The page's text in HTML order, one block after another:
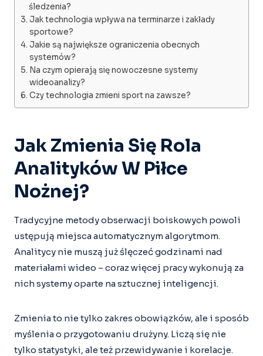
śledzenia?
Jak technologia wpływa na terminarze i zakłady
sportowe?
Jakie są największe ograniczenia obecnych
systemów?
Na czym opierają się nowoczesne systemy
wideoanalizy?
Czy technologia zmieni sport na zawsze?
Jak Zmienia Się Rola
Analityków W Piłce
Nożnej?
Tradycyjne metody obserwacji boiskowych powoli
ustępują miejsca automatycznym algorytmom.
Analitycy nie muszą już ślęczeć godzinami nad
materiałami wideo – coraz więcej pracy wykonują za
nich systemy oparte na sztucznej inteligencji.
Zmienia to nie tylko zakres obowiązków, ale i sposób
myślenia o przygotowaniu drużyny. Liczą się nie
tylko statystyki, ale też przewidywanie i korelacje.